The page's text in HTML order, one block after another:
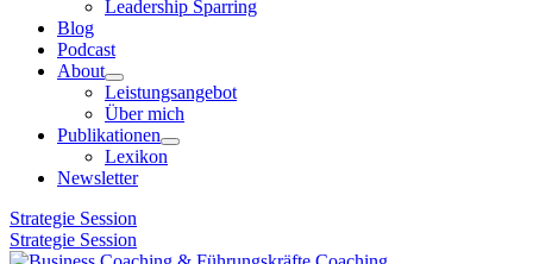
Leadership Sparring
Blog
Podcast
About
Leistungsangebot
Über mich
Publikationen
Lexikon
Newsletter
Strategie Session
Strategie Session